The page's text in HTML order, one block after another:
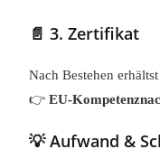
📄 3. Zertifikat
Nach Bestehen
👉EU-
💡 Aufwand &